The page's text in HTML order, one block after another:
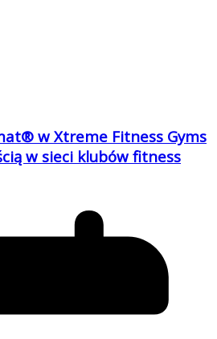
w Xtreme Fitness Gyms
w sieci klubów fitness